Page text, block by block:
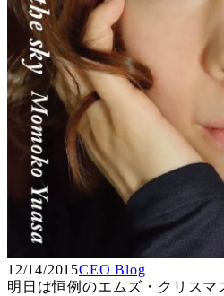
12/14/2015CEO Blog
明日は恒例のエムズ・クリスマ